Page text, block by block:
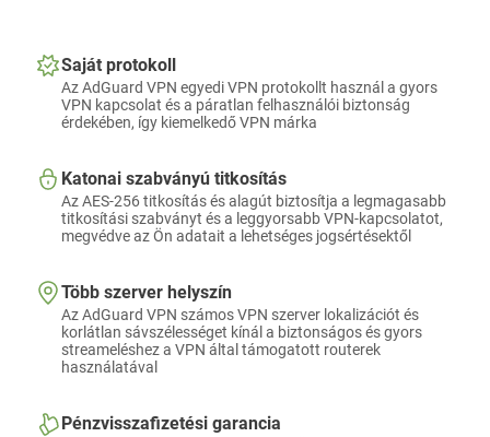
Saját protokoll
Az AdGuard VPN egyedi VPN protokollt használ a gyors
VPN kapcsolat és a páratlan felhasználói biztonság
érdekében, így kiemelkedő VPN márka
Katonai szabványú titkosítás
Az AES-256 titkosítás és alagút biztosítja a legmagasabb
titkosítási szabványt és a leggyorsabb VPN-kapcsolatot,
megvédve az Ön adatait a lehetséges jogsértésektől
Több szerver helyszín
Az AdGuard VPN számos VPN szerver lokalizációt és
korlátlan sávszélességet kínál a biztonságos és gyors
streameléshez a VPN által támogatott routerek
használatával
Pénzvisszafizetési garancia